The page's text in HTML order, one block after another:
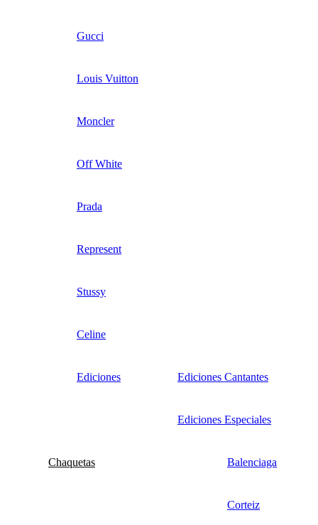
Gucci
Louis Vuitton
Moncler
Off White
Prada
Represent
Stussy
Celine
Ediciones Ediciones Cantantes
Ediciones Especiales
Chaquetas Balenciaga
Corteiz